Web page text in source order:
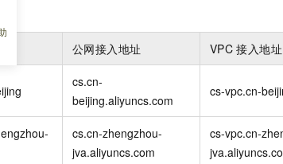
公网接入地址 VPC 接入地址
cs.cn-
beijing.aliyuncs.com
cs-vpc.cn-
cs.cn-zhengzhou-
jva.aliyuncs.com
cs-vpc.cn-
最新旗舰模型，长程编程与推理利器
Deepseek-v4-pro
GLM-5.2
上下文，专为长程任务能力而生
让文字生成流畅细
HappyHorse-
图生视频，流畅自然
Wan2.7-T2V
站式AI开发、训练和推理服务
CN
服务 Kubernetes 版 ACK
供一站式管理容器应用的 K8s 服务
云原生数据库
云防火墙
主进化，持久记忆，越用越聪明
Code + GStack 打造工程团队
装技能 GStack，拥有专属 AI 工程团队
低代码高效构建企
Max 首发尝鲜，限时加量 10 倍，夜间低至2折
办公，限时限量积分加倍 NEW
的AI工作搭子，覆盖日常办公高频场景
智 AI 建站低至 15元/月
.CN域名，送备案服务码
Plan 支持 Qwen 3.8-Max NEW
间 5 折，Qwen/Meoo/TokenPlan 客户专享
AI 建站
0 代码专业建站，无
AI 短剧/漫剧
AI 办公
AI智能应用，一键
文字识别
查验
天气预报查询
物流查询
业应用
全能环境
操作系统
WordPress
Red Hat
Salesforce On
计划
成为服务伙伴
服务生态伙伴
实践
官网公告
健康状态
模力时刻
客户案例
魔搭 ModelScope
高校合作
云工开物